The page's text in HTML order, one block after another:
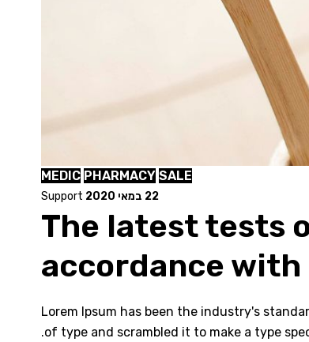
MEDIC PHARMACY SALE
22 במאי 2020 Support
The latest tests
accordance with
Lorem Ipsum has been the industry's
of type and scrambled it to make a type